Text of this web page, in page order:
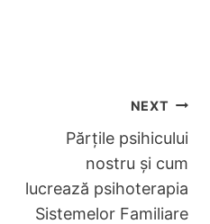
NEXT
Părțile psihicului
nostru și cum
lucrează psihoterapia
Sistemelor Familiare